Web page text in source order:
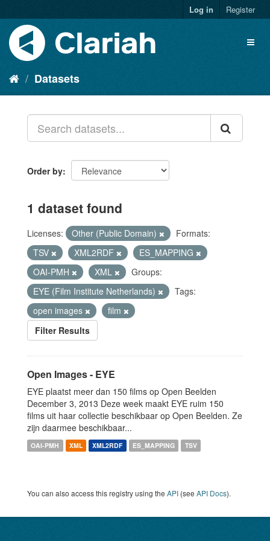
Log in Register
Datasets
Order by
1 dataset found
Licenses: Other (Public Domain)
Formats:
TSV
XML2RDF
ES_MAPPING
OAI-PMH
XML
Groups:
EYE (Film Institute Netherlands)
Tags:
open images
film
Filter Results
Open Images - EYE
EYE plaatst meer dan 150 films op Open Beelden
December 3, 2013 Deze week maakt EYE ruim 150
films uit haar collectie beschikbaar op Open Beelden. Ze
zijn daarmee beschikbaar...
OAI-PMH XML XML2RDF ES_MAPPING TSV
You can also access this registry using the API (see API Docs).